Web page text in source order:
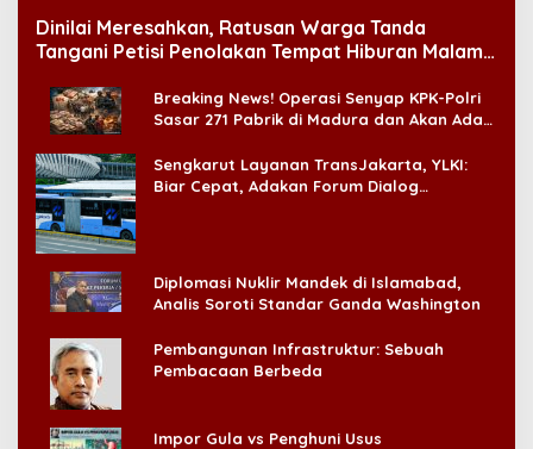
Dinilai Meresahkan, Ratusan Warga Tanda
Tangani Petisi Penolakan Tempat Hiburan Malam
Breaking News! Operasi Senyap KPK-Polri
Sasar 271 Pabrik di Madura dan Akan Ada
Sengkarut Layanan TransJakarta, YLKI:
Biar Cepat, Adakan Forum Dialog
Diplomasi Nuklir Mandek di Islamabad,
Analis Soroti Standar Ganda Washington
Pembangunan Infrastruktur: Sebuah
Pembacaan Berbeda
Impor Gula vs Penghuni Usus